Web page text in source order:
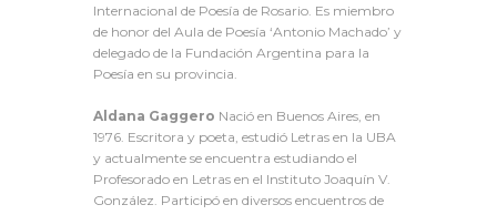
Internacional de Poesía de Rosario. Es miembro
de honor del Aula de Poesía ‘Antonio Machado’ y
delegado de la Fundación Argentina para la
Poesía en su provincia.
Aldana Gaggero Nació en Buenos Aires, en
1976. Escritora y poeta, estudió Letras en la UBA
y actualmente se encuentra estudiando el
Profesorado en Letras en el Instituto Joaquín V.
González. Participó en diversos encuentros de